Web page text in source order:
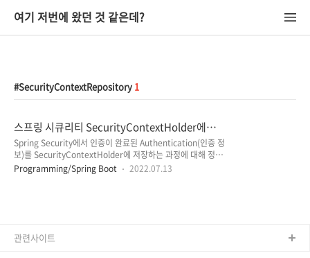
여기 저번에 왔던 것 같은데?
SecurityContextRepository 1
스프링 시큐리티 SecurityContextHolder에
Authentication(인증) 정보가 저장되는 과정
Spring Security에서 인증이 완료된 Authentication(인증 정
보)를 SecurityContextHolder에 저장하는 과정에 대해 정리
한 내용입니다. Spring Security 시큐리티 동작 원리 이해하기
- 1 스프링 시큐리티 (Spring Security)는 스프링 기반 어플리
Authentication을 반환하는 과정이 담겨있기 때문에 동작 원리
Programming/Spring Boot 2022.07.13
관련사이트